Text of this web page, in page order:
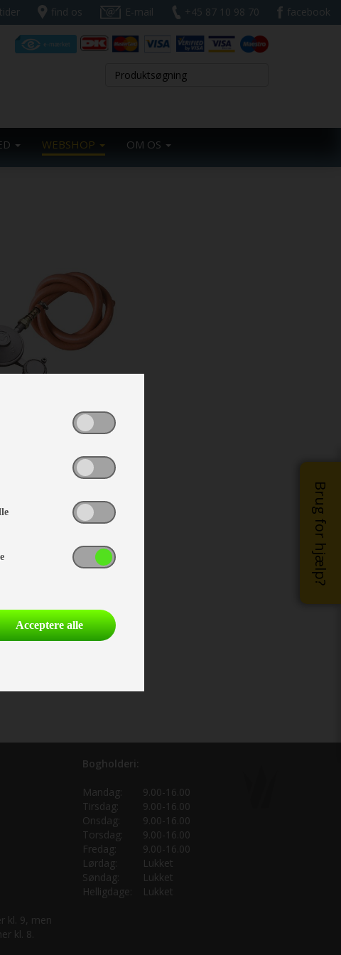
find os E-mail +45 87 10 98 70 facebook
WEBSHOP OM OS
Brug for hjælp?
kl. 9, men
kl. 8.
Bogholderi:
Mandag:
9.00-16.00
Tirsdag:
9.00-16.00
Onsdag:
9.00-16.00
Torsdag:
9.00-16.00
Fredag:
9.00-16.00
Lørdag:
Lukket
Søndag:
Lukket
Helligdage:
Lukket
Acceptere alle